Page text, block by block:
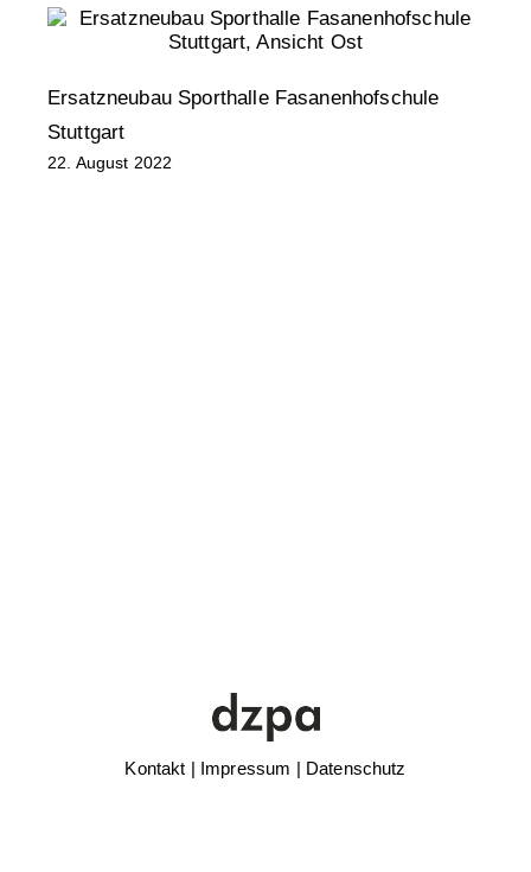
Ersatzneubau Sporthalle Fasanenhofschule
Stuttgart
22. August 2022
Kontakt | Impressum | Datenschutz